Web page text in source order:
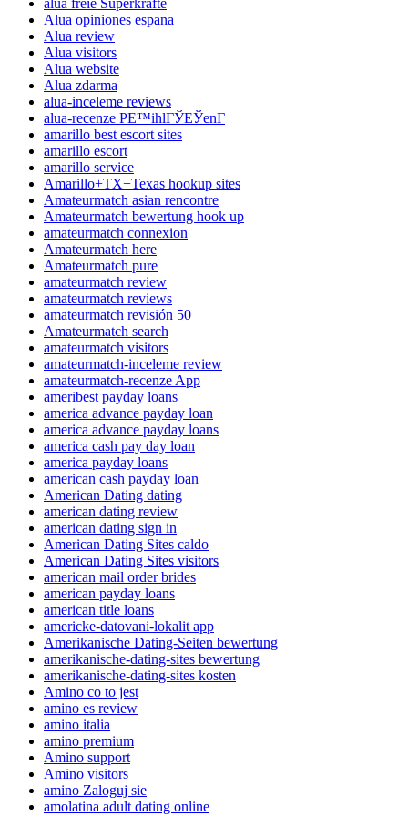
Alua opiniones espana
Alua review
Alua visitors
Alua website
Alua zdarma
alua-inceleme reviews
alua-recenze PЕ™ihlГЎЕЎenГ­
amarillo best escort sites
amarillo escort
amarillo service
Amarillo+TX+Texas hookup sites
Amateurmatch asian rencontre
Amateurmatch bewertung hook up
amateurmatch connexion
Amateurmatch here
Amateurmatch pure
amateurmatch review
amateurmatch reviews
amateurmatch revisión 50
Amateurmatch search
amateurmatch visitors
amateurmatch-inceleme review
amateurmatch-recenze App
ameribest payday loans
america advance payday loan
america advance payday loans
america cash pay day loan
america payday loans
american cash payday loan
American Dating dating
american dating review
american dating sign in
American Dating Sites caldo
American Dating Sites visitors
american mail order brides
american payday loans
american title loans
americke-datovani-lokalit app
Amerikanische Dating-Seiten bewertung
amerikanische-dating-sites bewertung
amerikanische-dating-sites kosten
Amino co to jest
amino es review
amino italia
amino premium
Amino support
Amino visitors
amino Zaloguj sie
amolatina adult dating online